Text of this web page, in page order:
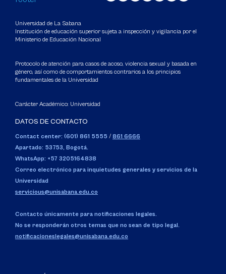
Universidad de La Sabana
Institución de educación superior sujeta a inspección y vigilancia por el
Ministerio de Educación Nacional
Protocolo de atención para casos de acoso, violencia sexual y basada en
género, así como de comportamientos contrarios a los principios
fundamentales de la Universidad
Carácter Académico: Universidad
DATOS DE CONTACTO
Contact center: (601) 861 5555 / 861 6666
Apartado: 53753, Bogotá.
WhatsApp: +57 3205164838
Correo electrónico para inquietudes generales y servicios de la
Universidad
servicious@unisabana.edu.co
Contacto únicamente para notificaciones legales.
No se responderán otros temas que no sean de tipo legal.
notificacioneslegales@unisabana.edu.co